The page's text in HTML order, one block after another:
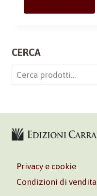
CERCA
Cerca:
Privacy e cookie
Condizioni di vendita